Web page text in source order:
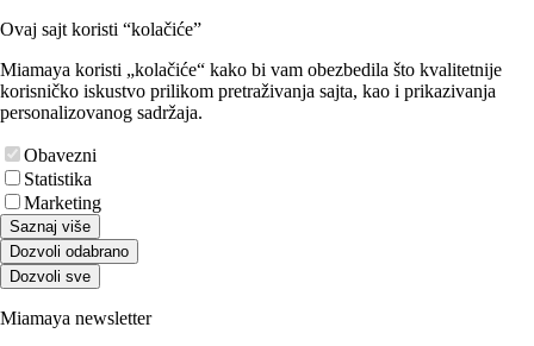
Ovaj sajt koristi “kolačiće”
Miamaya koristi „kolačiće“ kako bi vam obezbedila što kvalitetnije
korisničko iskustvo prilikom pretraživanja sajta, kao i prikazivanja
personalizovanog sadržaja.
Obavezni
Statistika
Marketing
Saznaj više
Dozvoli odabrano
Dozvoli sve
Miamaya newsletter